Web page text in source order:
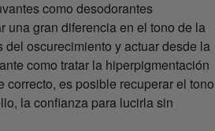
como desodorantes
una gran diferencia en el tono de la
del oscurecimiento y actuar desde la
como tratar la hiperpigmentación
correcto, es posible recuperar el tono
la confianza para lucirla sin